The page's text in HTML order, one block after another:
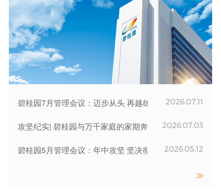
碧桂园7月管理会议：迈步从头 再越雄关 2026.07.11
攻坚纪实| 碧桂园与万千家庭的家期奔赴 2026.07.03
碧桂园5月管理会议：年中攻坚 坚决彻底 2026.05.12